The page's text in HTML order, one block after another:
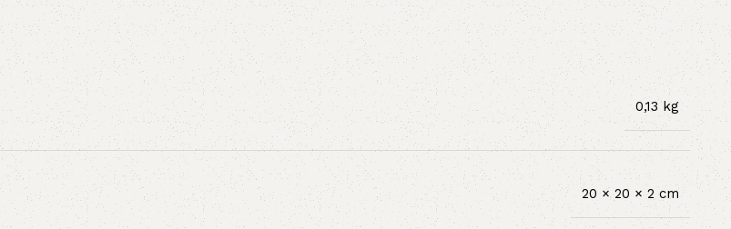
0,13 kg
20 × 20 × 2 cm